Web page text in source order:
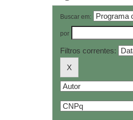
Buscar em:
por
Filtros correntes: